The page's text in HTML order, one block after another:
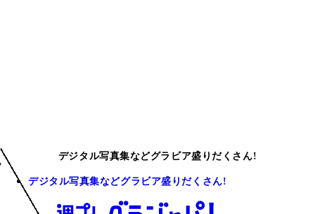
デジタル写真集などグラビア盛りだくさん!
デジタル写真集などグラビア盛りだくさん!